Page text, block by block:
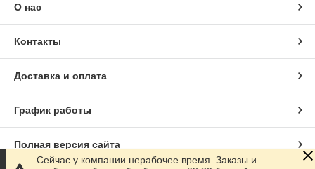
О нас
Контакты
Доставка и оплата
График работы
Полная версия сайта
Сейчас у компании нерабочее время. Заказы и